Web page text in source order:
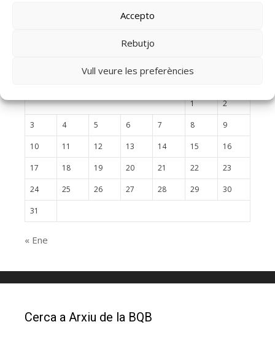
Accepto
Rebutjo
Vull veure les preferències
1 2
3 4 5 6 7 8 9
10 11 12 13 14 15 16
17 18 19 20 21 22 23
24 25 26 27 28 29 30
31
« Ene
Cerca a Arxiu de la BQB